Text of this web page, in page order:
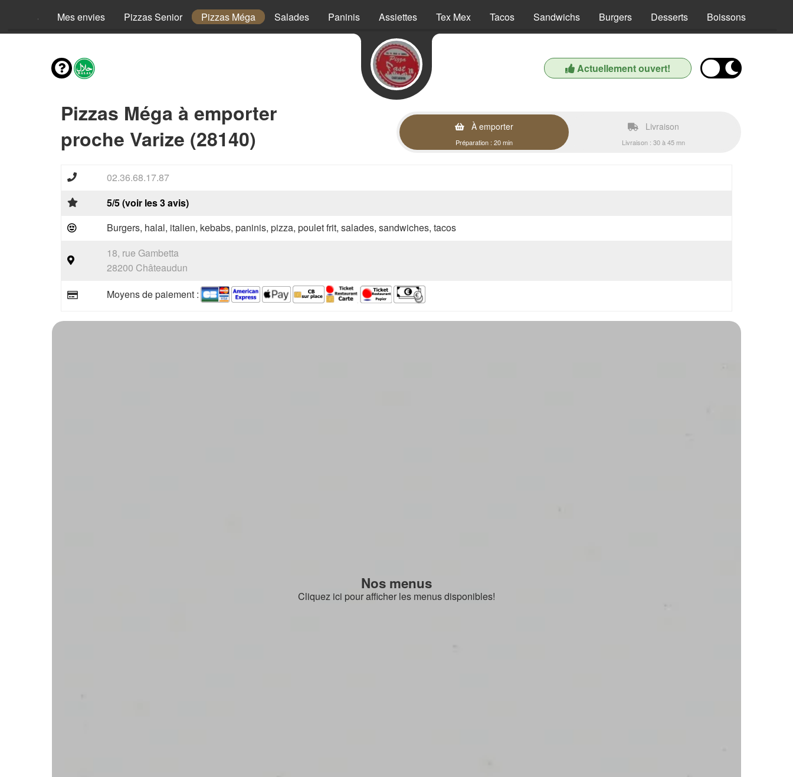
Menus Mes envies Pizzas Senior Pizzas Méga Salades Paninis Assiettes Tex Mex Tacos Sandwichs Burgers Desserts Boissons
Actuellement ouvert!
Pizzas Méga à emporter
proche Varize (28140)
À emporter
Préparation : 20 min
Livraison
Livraison : 30 à 45 mn
02.36.68.17.87
5/5 (voir les 3 avis)
Burgers, halal, italien, kebabs, paninis, pizza, poulet frit, salades, sandwiches, tacos
18, rue Gambetta
28200 Châteaudun
Moyens de paiement :
Nos menus
Cliquez ici pour afficher les menus disponibles!